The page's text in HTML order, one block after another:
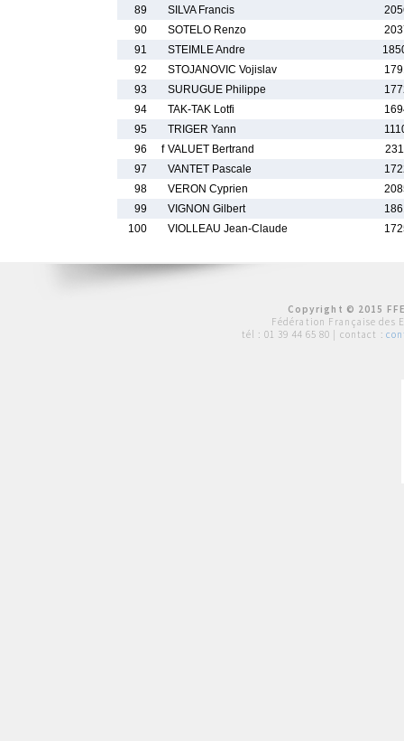
89
SILVA Francis
90
SOTELO Renzo
91
STEIMLE Andre
92
STOJANOVIC Vojislav
93
SURUGUE Philippe
94
TAK-TAK Lotfi
95
TRIGER Yann
96
f VALUET Bertrand
97
VANTET Pascale
98
VERON Cyprien
99
VIGNON Gilbert
100
VIOLLEAU Jean-Claude
Copyright © 2015
Fédération Française des
tél : 01 39 44 65 80 | contact :